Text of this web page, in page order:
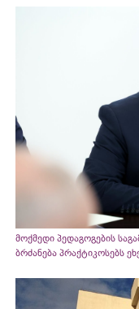
მოქმედი პედაგოგების
ბრძანება პრაქტიკოსებს